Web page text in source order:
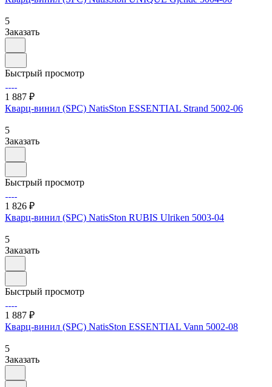
5
Заказать
Быстрый просмотр
1 887 ₽
Кварц-винил (SPC) NatisSton ESSENTIAL Strand 5002-06
5
Заказать
Быстрый просмотр
1 826 ₽
Кварц-винил (SPC) NatisSton RUBIS Ulriken 5003-04
5
Заказать
Быстрый просмотр
1 887 ₽
Кварц-винил (SPC) NatisSton ESSENTIAL Vann 5002-08
5
Заказать